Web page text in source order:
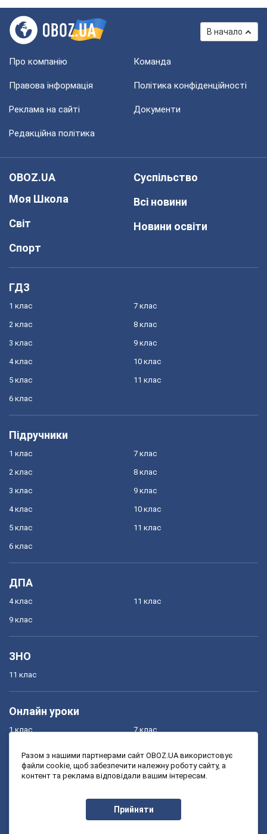
В начало
Про компанію Команда
Правова інформація Політика конфіденційності
Реклама на сайті Документи
Редакційна політика
OBOZ.UA
Моя Школа
Світ
Спорт
Суспільство
Всі новини
Новини освіти
ГДЗ
1 клас
2 клас
3 клас
4 клас
5 клас
6 клас
7 клас
8 клас
9 клас
10 клас
11 клас
Підручники
1 клас
2 клас
3 клас
4 клас
5 клас
6 клас
7 клас
8 клас
9 клас
10 клас
11 клас
ДПА
4 клас
9 клас
11 клас
ЗНО
11 клас
Онлайн уроки
1 клас
3 клас
7 клас
9 клас
Разом з нашими партнерами сайт OBOZ.UA використовує
файли cookie, щоб забезпечити належну роботу сайту, а
контент та реклама відповідали вашим інтересам.
Прийняти